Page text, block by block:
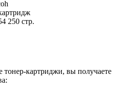
250 стр.
тонер-картриджи, вы получаете